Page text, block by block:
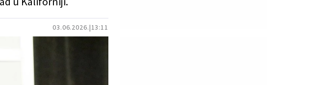
03.06.2026. 13:11